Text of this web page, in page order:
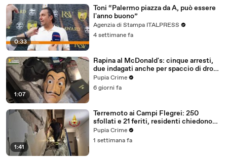
0:33
Toni “Palermo piazza da A, può essere
l'anno buono”
Agenzia di Stampa ITALPRESS
4 settimane fa
1:07
Rapina al McDonald's: cinque arresti,
due indagati anche per spaccio di droga
(03.08.26)
Pupia Crime
6 giorni fa
1:41
Terremoto ai Campi Flegrei: 250
sfollati e 21 feriti, residenti chiedono
certezze sul futuro (01.08.26)
Pupia Crime
1 settimana fa